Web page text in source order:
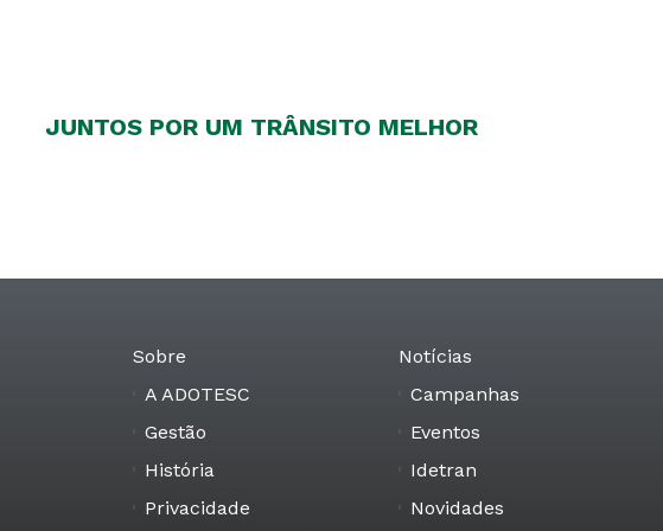
JUNTOS POR UM TRÂNSITO MELHOR
Sobre
A ADOTESC
Gestão
História
Privacidade
Notícias
Campanhas
Eventos
Idetran
Novidades